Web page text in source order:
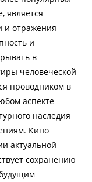
является
и отражения
и
в
человеческой
проводником в
аспекте
наследия
Кино
актуальной
сохранению